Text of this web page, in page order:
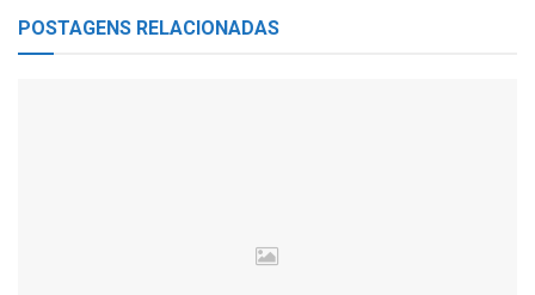
POSTAGENS RELACIONADAS